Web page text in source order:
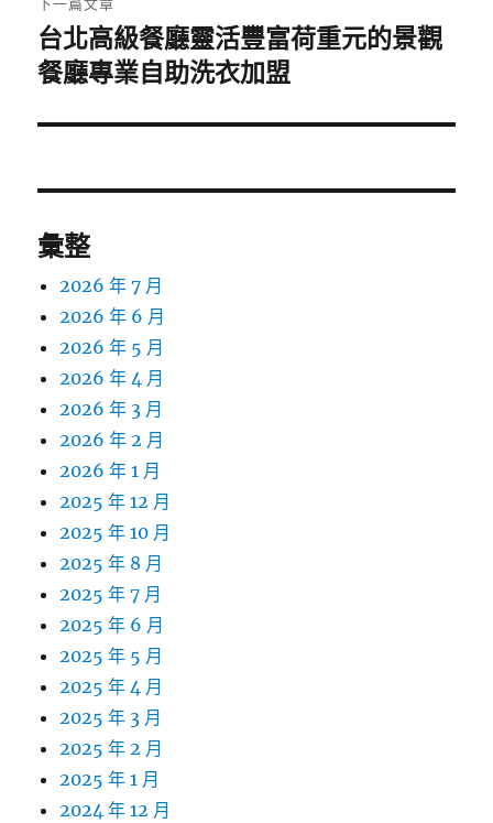
下
一
文
台北高級餐廳靈活豐富荷重元的景觀
餐廳專業自助洗衣加盟
彙整
2026 年 7 月
2026 年 6 月
2026 年 5 月
2026 年 4 月
2026 年 3 月
2026 年 2 月
2026 年 1 月
2025 年 12 月
2025 年 10 月
2025 年 8 月
2025 年 7 月
2025 年 6 月
2025 年 5 月
2025 年 4 月
2025 年 3 月
2025 年 2 月
2025 年 1 月
2024 年 12 月